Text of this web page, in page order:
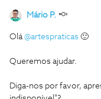
Mário P.
Olá@artespraticas 🙂
Queremos ajudar.
Diga-nos por favor,